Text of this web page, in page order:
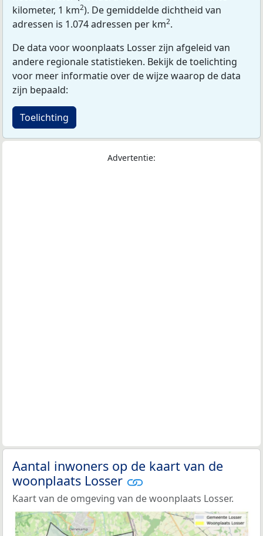
kilometer, 1 km2). De gemiddelde dichtheid van
adressen is 1.074 adressen per km2.
De data voor woonplaats Losser zijn afgeleid van
andere regionale statistieken. Bekijk de toelichting
voor meer informatie over de wijze waarop de data
zijn bepaald:
Toelichting
Advertentie:
Aantal inwoners op de kaart van de
woonplaats Losser
Kaart van de omgeving van de woonplaats Losser.